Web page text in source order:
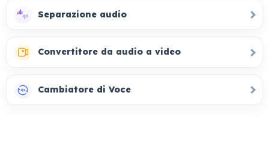
Separazione audio
Convertitore da audio a video
Cambiatore di Voce